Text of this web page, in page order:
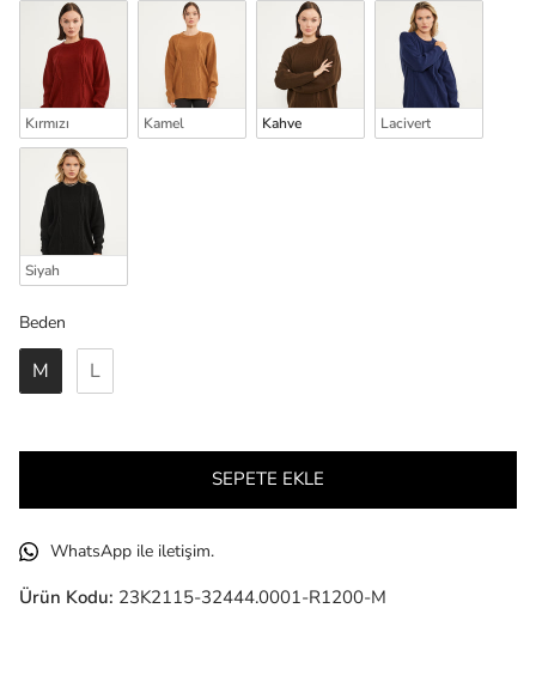
Kırmızı Kamel Kahve Lacivert
Siyah
Beden
Beden
M L
SEPETE EKLE
WhatsApp ile iletişim.
Ürün Kodu: 23K2115-32444.0001-R1200-M